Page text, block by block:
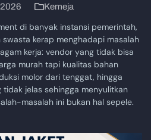
Kemeja
di banyak instansi pemerintah,
swasta kerap menghadapi masalah
kerja: vendor yang tidak bisa
murah tapi kualitas bahan
molor dari tenggat, hingga
jelas sehingga menyulitkan
masalah ini bukan hal sepele.